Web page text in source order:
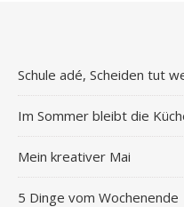
Schule adé, Scheiden tut
Im Sommer bleibt die
Mein kreativer Mai
5 Dinge vom Wochenende